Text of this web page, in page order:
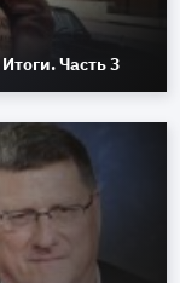
Часть 3